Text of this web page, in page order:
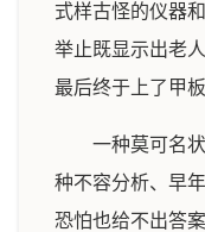
式样古怪的仪器
举止既显示出老
最后终于上了甲
一种莫可名
种不容分析、早
恐怕也给不出答